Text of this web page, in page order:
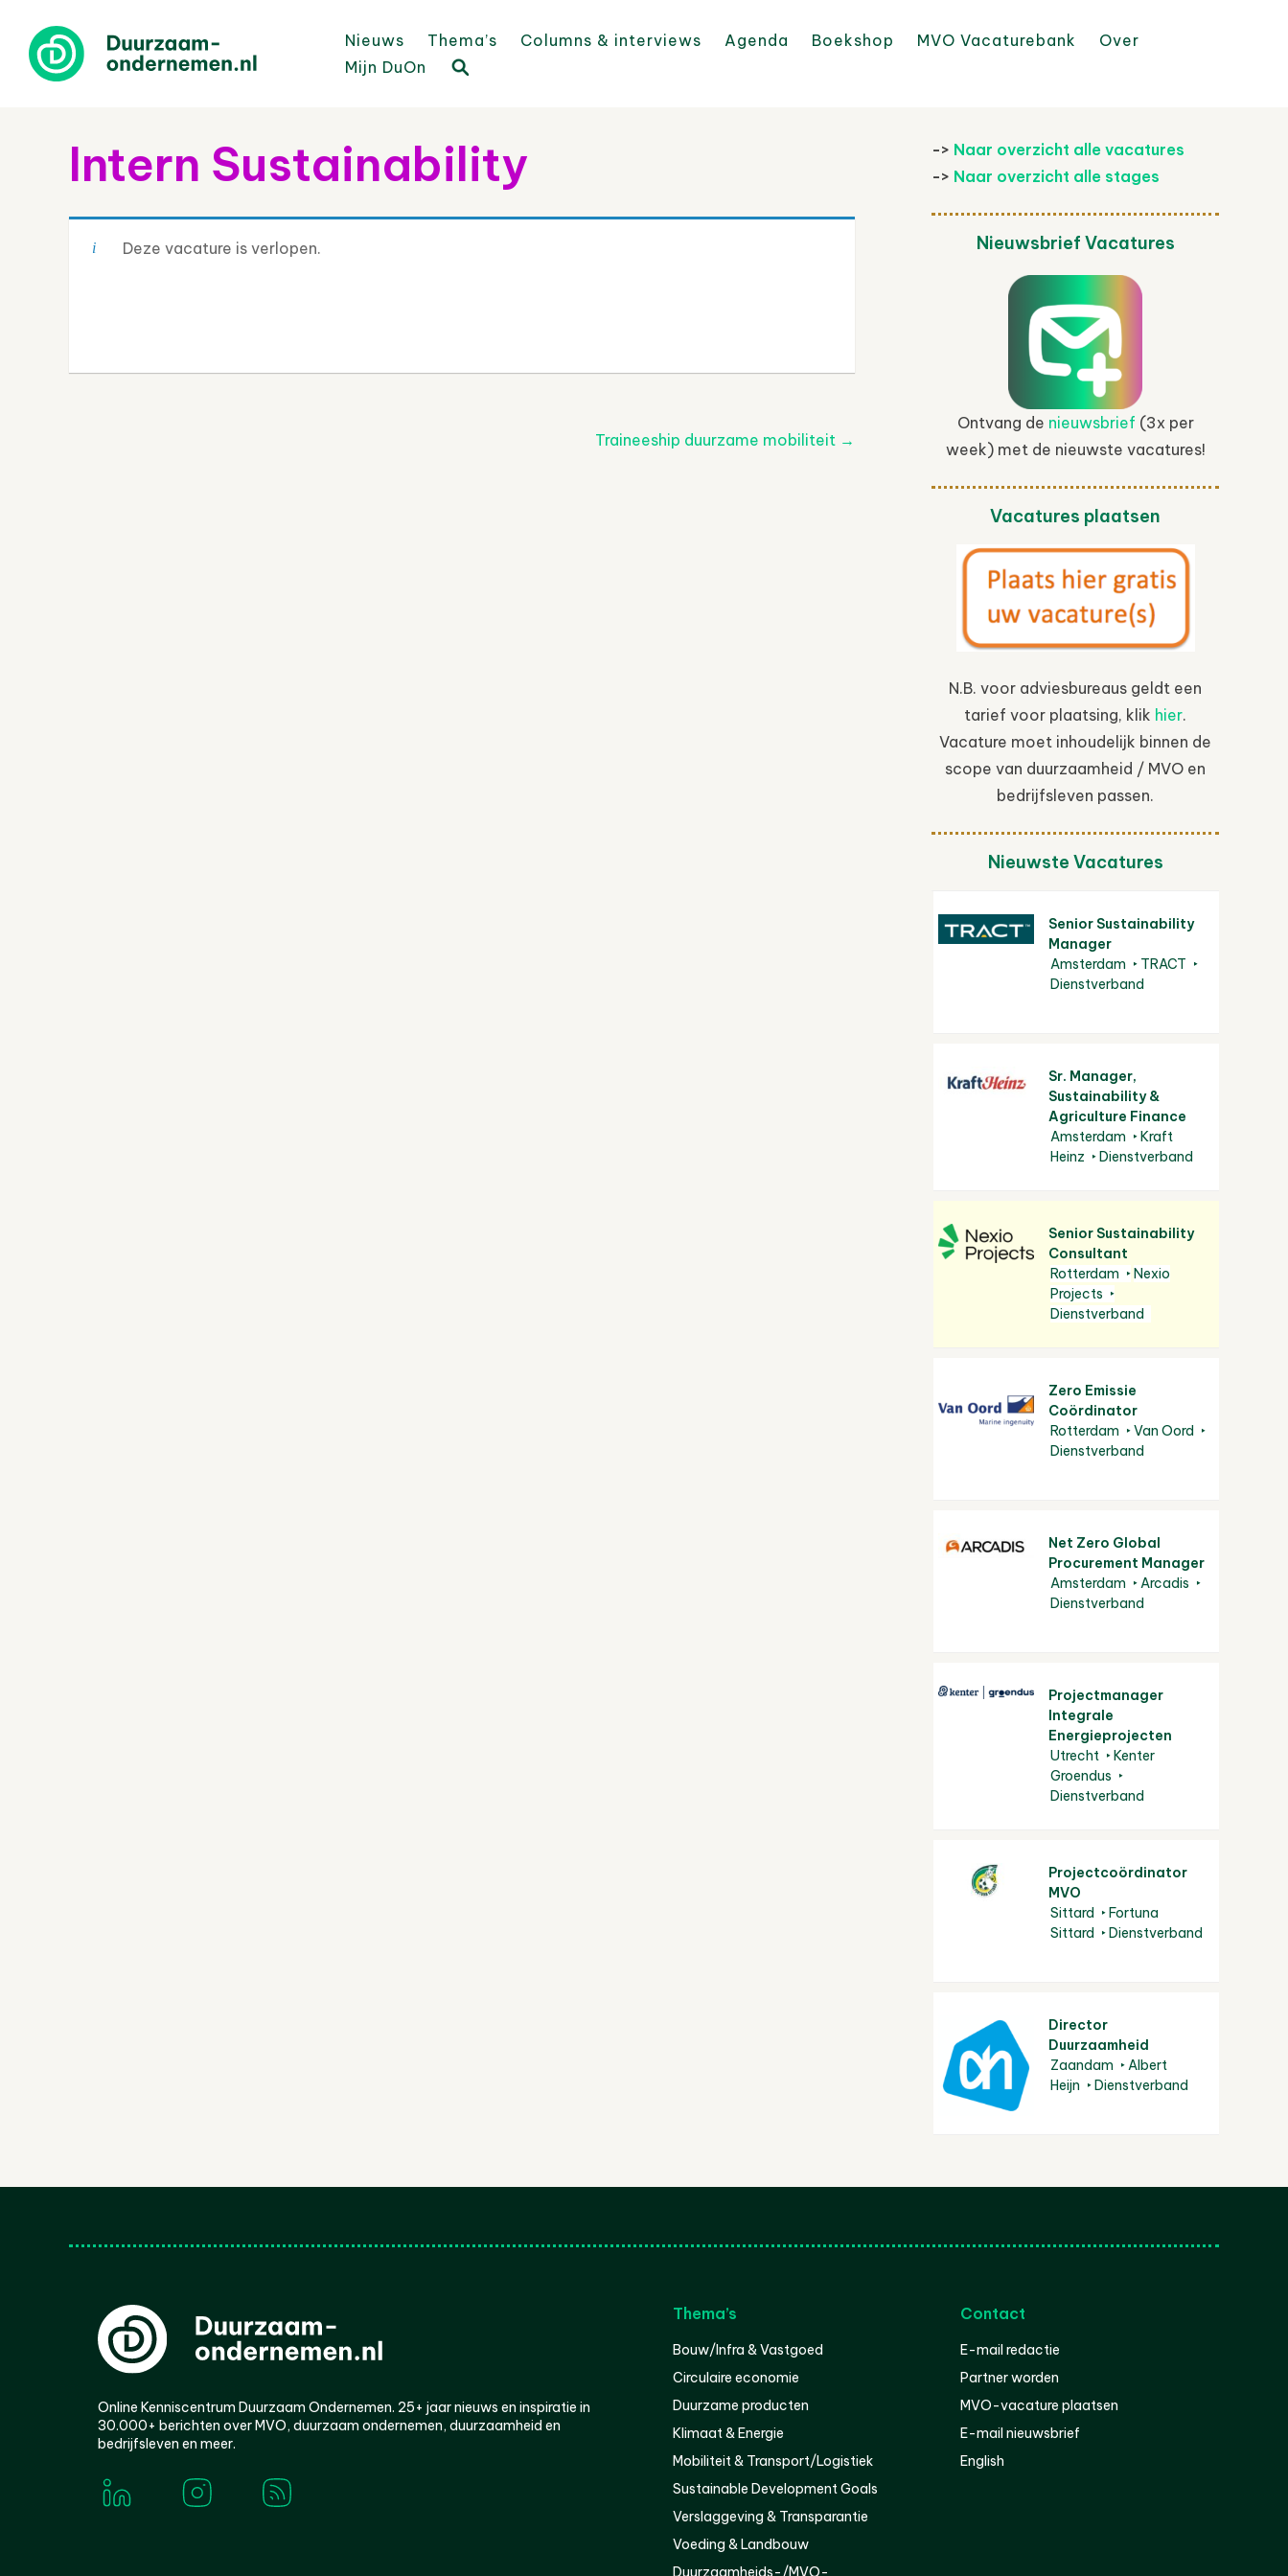
Nieuws Thema’s Columns & interviews Agenda Boekshop MVO Vacaturebank
Over
Mijn DuOn
Intern Sustainability
Deze vacature is verlopen.
Traineeship duurzame mobiliteit →
-> Naar overzicht alle vacatures
-> Naar overzicht alle stages
Nieuwsbrief Vacatures
Ontvang de nieuwsbrief (3x per
week) met de nieuwste vacatures!
Vacatures plaatsen
N.B. voor adviesbureaus geldt een
tarief voor plaatsing, klik hier.
Vacature moet inhoudelijk binnen de
scope van duurzaamheid / MVO en
bedrijfsleven passen.
Nieuwste Vacatures
Senior Sustainability
Manager
Amsterdam
TRACT
Dienstverband
Sr. Manager,
Sustainability &
Agriculture Finance
Amsterdam
Kraft
Heinz
Dienstverband
Senior Sustainability
Consultant
Rotterdam
Nexio
Projects
Dienstverband
Zero Emissie
Coördinator
Rotterdam
Van Oord
Dienstverband
Net Zero Global
Procurement Manager
Amsterdam
Arcadis
Dienstverband
Projectmanager
Integrale
Energieprojecten
Utrecht
Kenter
Groendus
Dienstverband
Projectcoördinator
MVO
Sittard
Fortuna
Sittard
Dienstverband
Director
Duurzaamheid
Zaandam
Albert
Heijn
Dienstverband
Online Kenniscentrum Duurzaam Ondernemen. 25+ jaar nieuws en inspiratie in
30.000+ berichten over MVO, duurzaam ondernemen, duurzaamheid en
bedrijfsleven en meer.
Thema’s
Bouw/Infra & Vastgoed
Circulaire economie
Duurzame producten
Klimaat & Energie
Mobiliteit & Transport/Logistiek
Sustainable Development Goals
Verslaggeving & Transparantie
Voeding & Landbouw
Duurzaamheids-/MVO-
Contact
E-mail redactie
Partner worden
MVO-vacature plaatsen
E-mail nieuwsbrief
English